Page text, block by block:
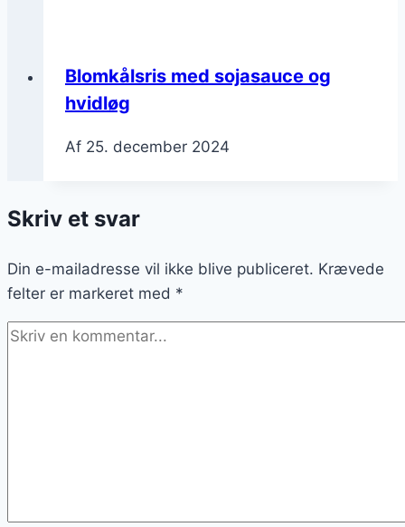
Blomkålsris med sojasauce og
hvidløg
Af 25. december 2024
Skriv et svar
Din e-mailadresse vil ikke blive publiceret. Krævede
felter er markeret med *